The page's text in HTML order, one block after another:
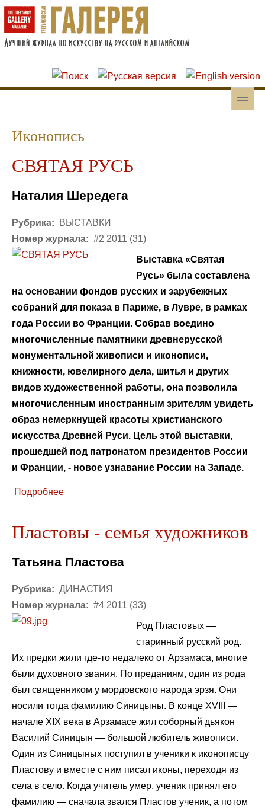
Перейти к основному содержанию
Skip to search
toggle
Иконопись
СВЯТАЯ РУСЬ
Наталия Шередега
Рубрика:
ВЫСТАВКИ
Номер журнала: #2 2011 (31)
Выставка «Святая
Русь» была составлена
на основании фондов русских и зарубежных
собраний для показа в Париже, в Лувре, в рамках
года России во Франции. Собрав воедино
многочисленные памятники древнерусской
монументальной живописи и иконописи,
книжности, ювелирного дела, шитья и других
видов художественной работы, она позволила
многочисленным иностранным зрителям увидеть
образ немеркнущей красоты христианского
искусства Древней Руси. Цель этой выставки,
прошедшей под патронатом президентов России
и Франции, - новое узнавание России на Западе.
Подробнее
Пластовы - семья художников
Татьяна Пластова
Рубрика: ДИНАСТИЯ
Номер журнала: #4 2011 (33)
Род Пластовых —
старинный русский род.
Их предки жили где-то недалеко от Арзамаса, многие
были духовного звания. По преданиям, один из рода
был священником у мордовского народа эрзя. Они
носили тогда фамилию Синицыны. В конце XVIII —
начале XIX века в Арзамасе жил соборный дьякон
Василий Синицын — большой любитель живописи.
Один из Синицыных поступил в ученики к иконописцу
Пластову и вместе с ним писал иконы, переходя из
села в село. Когда учитель умер, ученик принял его
фамилию — сначала звался Пластов ученик, а потом